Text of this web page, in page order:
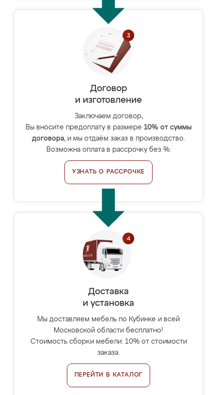
Договор
и изготовление
Заключаем договор,
Вы вносите предоплату в размере 10% от суммы
договора, и мы отдаём заказ в производство.
Возможна оплата в рассрочку без %.
УЗНАТЬ О РАССРОЧКЕ
Доставка
и установка
Мы доставляем мебель по Кубинке и всей
Московской области бесплатно!
Стоимость сборки мебели: 10% от стоимости
заказа.
ПЕРЕЙТИ В КАТАЛОГ